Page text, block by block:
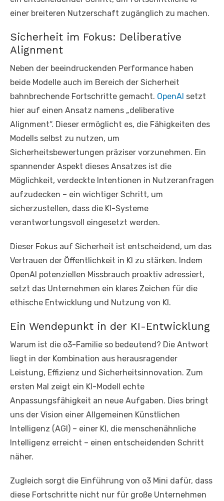
einer breiteren Nutzerschaft zugänglich zu machen.
Sicherheit im Fokus: Deliberative
Alignment
Neben der beeindruckenden Performance haben
beide Modelle auch im Bereich der Sicherheit
bahnbrechende Fortschritte gemacht. OpenAI setzt
hier auf einen Ansatz namens „deliberative
Alignment“. Dieser ermöglicht es, die Fähigkeiten des
Modells selbst zu nutzen, um
Sicherheitsbewertungen präziser vorzunehmen. Ein
spannender Aspekt dieses Ansatzes ist die
Möglichkeit, verdeckte Intentionen in Nutzeranfragen
aufzudecken – ein wichtiger Schritt, um
sicherzustellen, dass die KI-Systeme
verantwortungsvoll eingesetzt werden.
Dieser Fokus auf Sicherheit ist entscheidend, um das
Vertrauen der Öffentlichkeit in KI zu stärken. Indem
OpenAI potenziellen Missbrauch proaktiv adressiert,
setzt das Unternehmen ein klares Zeichen für die
ethische Entwicklung und Nutzung von KI.
Ein Wendepunkt in der KI-Entwicklung
Warum ist die o3-Familie so bedeutend? Die Antwort
liegt in der Kombination aus herausragender
Leistung, Effizienz und Sicherheitsinnovation. Zum
ersten Mal zeigt ein KI-Modell echte
Anpassungsfähigkeit an neue Aufgaben. Dies bringt
uns der Vision einer Allgemeinen Künstlichen
Intelligenz (AGI) – einer KI, die menschenähnliche
Intelligenz erreicht – einen entscheidenden Schritt
näher.
Zugleich sorgt die Einführung von o3 Mini dafür, dass
diese Fortschritte nicht nur für große Unternehmen